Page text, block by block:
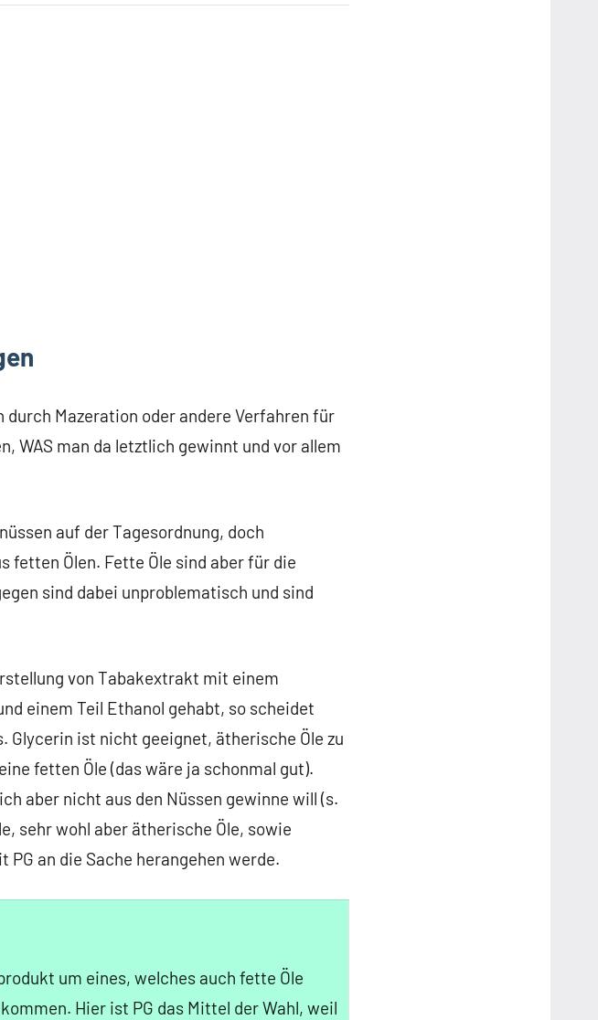
Mazeration oder andere Verfahren für
WAS man da letztlich gewinnt und vor allem
auf der Tagesordnung, doch
fetten Ölen. Fette Öle sind aber für die
sind dabei unproblematisch und sind
von Tabakextrakt mit einem
einem Teil Ethanol gehabt, so scheidet
Glycerin ist nicht geeignet, ätherische Öle zu
fetten Öle (das wäre ja schonmal gut).
aber nicht aus den Nüssen gewinne will (s.
sehr wohl aber ätherische Öle, sowie
an die Sache herangehen werde.
um eines, welches auch fette Öle
Hier ist PG das Mittel der Wahl, weil